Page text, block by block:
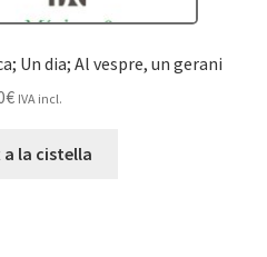
Un dia; Al vespre, un gerani
€ IVA incl.
a la cistella